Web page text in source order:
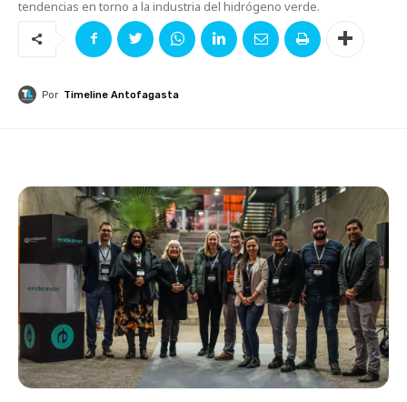
tendencias en torno a la industria del hidrógeno verde.
Por Timeline Antofagasta